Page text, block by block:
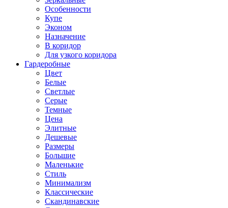
Особенности
Купе
Эконом
Назначение
В коридор
Для узкого коридора
Гардеробные
Цвет
Белые
Светлые
Серые
Темные
Цена
Элитные
Дешевые
Размеры
Большие
Маленькие
Стиль
Минимализм
Классические
Скандинавские